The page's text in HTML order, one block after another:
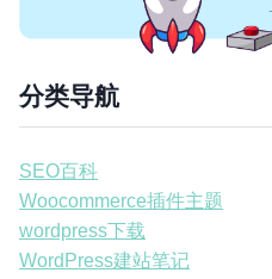
分类导航
SEO百科
Woocommerce插件主题
wordpress下载
WordPress建站笔记